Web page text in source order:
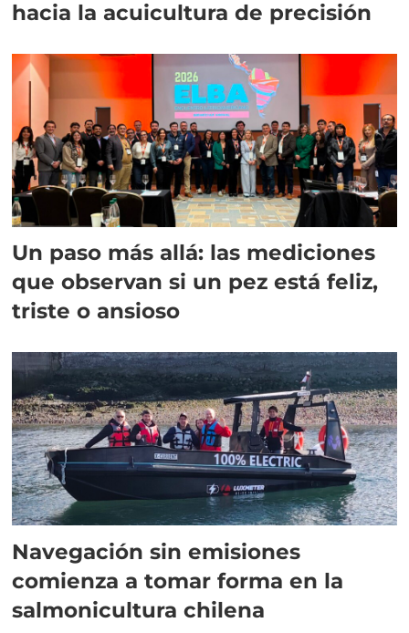
hacia la acuicultura de precisión
Un paso más allá: las mediciones
que observan si un pez está feliz,
triste o ansioso
Navegación sin emisiones
comienza a tomar forma en la
salmonicultura chilena